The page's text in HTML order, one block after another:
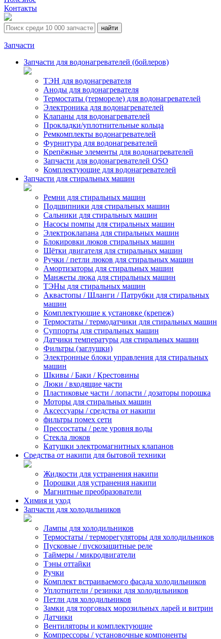
Контакты
Запчасти
Запчасти для водонагревателей (бойлеров)
ТЭН для водонагревателя
Аноды для водонагревателя
Термостаты (термореле) для водонагревателей
Электроника для водонагревателей
Клапаны для водонагревателей
Прокладки/уплотнительные кольца
Ремкомплекты водонагревателей
Фурнитура для водонагревателей
Крепёжные элементы для водонагревателей
Запчасти для водонагревателей OSO
Комплектующие для водонагревателей
Запчасти для стиральных машин
Ремни для стиральных машин
Подшипники для стиральных машин
Сальники для стиральных машин
Насосы помпы для стиральных машин
Электроклапана для стиральных машин
Блокировки люков стиральных машин
Щётки двигателя для стиральных машин
Ручки / петли люков для стиральных машин
Амортизаторы для стиральных машин
Манжеты люка для стиральных машин
ТЭНы для стиральных машин
Аквастопы / Шланги / Патрубки для стиральных
машин
Комплектующие к установке (крепеж)
Термостаты / термодатчики для стиральных машин
Суппорты для стиральных машин
Датчики температуры для стиральных машин
Фильтры (заглушки)
Электронные блоки управления для стиральных
машин
Шкивы / Баки / Крестовины
Люки / входящие части
Пластиковые части / лопасти / дозаторы порошка
Моторы для стиральных машин
Аксессуары / средства от накипи
фильтры помех сети
Прессостаты / реле уровня воды
Стекла люков
Катушки электромагнитных клапанов
Средства от накипи для бытовой техники
Жидкости для устранения накипи
Порошки для устранения накипи
Магнитные преобразователи
Химия и уход
Запчасти для холодильников
Лампы для холодильников
Термостаты / терморегуляторы для холодильников
Пусковые / пускозащитные реле
Таймеры / микродвигатели
Тэны оттайки
Ручки
Комплект встраиваемого фасада холодильников
Уплотнители / резинки для холодильников
Петли для холодильников
Замки для торговых морозильных ларей и витрин
Датчики
Вентиляторы и комплектующие
Компрессоры / установочные компоненты